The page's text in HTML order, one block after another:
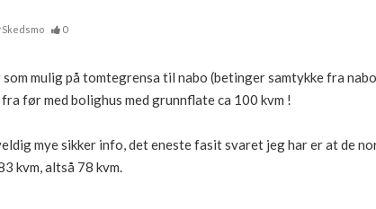
Skedsmo 0
mulig på tomtegrensa til nabo (betinger samtykke fra
før med bolighus med grunnflate ca 100 kvm !
mye sikker info, det eneste fasit svaret jeg har er at de
kvm, altså 78 kvm.